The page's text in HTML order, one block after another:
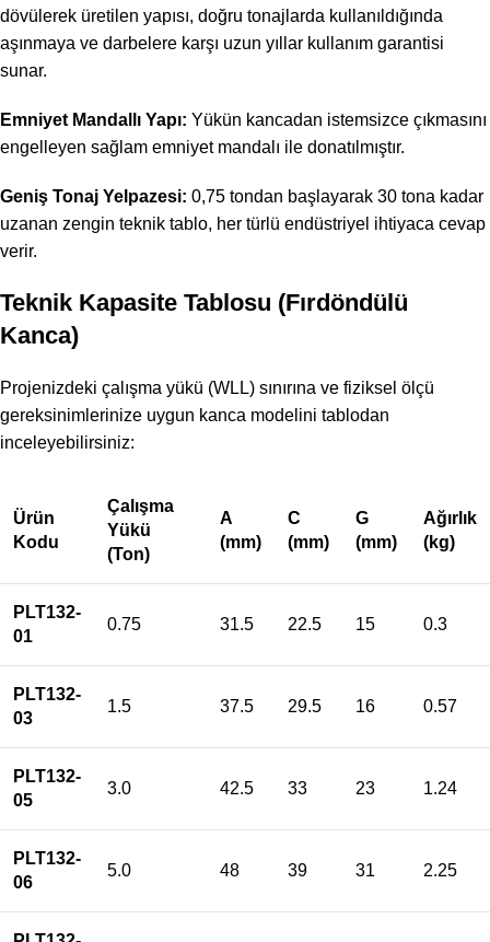
dövülerek üretilen yapısı, doğru tonajlarda kullanıldığında
aşınmaya ve darbelere karşı uzun yıllar kullanım garantisi
sunar.
Emniyet Mandallı Yapı: Yükün kancadan istemsizce çıkmasını
engelleyen sağlam emniyet mandalı ile donatılmıştır.
Geniş Tonaj Yelpazesi: 0,75 tondan başlayarak 30 tona kadar
uzanan zengin teknik tablo, her türlü endüstriyel ihtiyaca cevap
verir.
Teknik Kapasite Tablosu (Fırdöndülü
Kanca)
Projenizdeki çalışma yükü (WLL) sınırına ve fiziksel ölçü
gereksinimlerinize uygun kanca modelini tablodan
inceleyebilirsiniz:
Ürün
Kodu
Çalışma
Yükü
(Ton)
A
(mm)
C
(mm)
G
(mm)
Ağırlık
(kg)
PLT132-
01
0.75 31.5 22.5 15 0.3
PLT132-
03
1.5 37.5 29.5 16 0.57
PLT132-
05
3.0 42.5 33 23 1.24
PLT132-
06
5.0 48 39 31 2.25